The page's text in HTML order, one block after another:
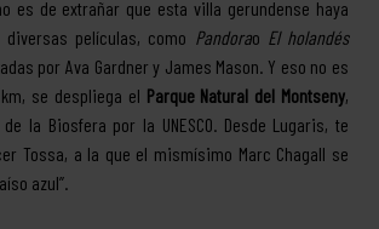
es de extrañar que esta villa gerundense haya
películas, como Pandorao El holandés
por Ava Gardner y James Mason. Y eso no es
se despliega el Parque Natural del Montseny,
la Biosfera por la UNESCO. Desde Lugaris, te
Tossa, a la que el mismísimo Marc Chagall se
azul”.